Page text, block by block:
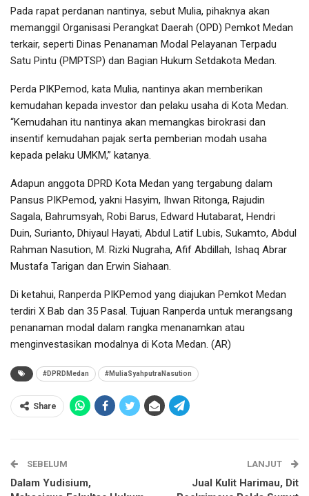
Pada rapat perdanan nantinya, sebut Mulia, pihaknya akan
memanggil Organisasi Perangkat Daerah (OPD) Pemkot Medan
terkair, seperti Dinas Penanaman Modal Pelayanan Terpadu
Satu Pintu (PMPTSP) dan Bagian Hukum Setdakota Medan.
Perda PIKPemod, kata Mulia, nantinya akan memberikan
kemudahan kepada investor dan pelaku usaha di Kota Medan.
“Kemudahan itu nantinya akan memangkas birokrasi dan
insentif kemudahan pajak serta pemberian modah usaha
kepada pelaku UMKM,” katanya.
Adapun anggota DPRD Kota Medan yang tergabung dalam
Pansus PIKPemod, yakni Hasyim, Ihwan Ritonga, Rajudin
Sagala, Bahrumsyah, Robi Barus, Edward Hutabarat, Hendri
Duin, Surianto, Dhiyaul Hayati, Abdul Latif Lubis, Sukamto, Abdul
Rahman Nasution, M. Rizki Nugraha, Afif Abdillah, Ishaq Abrar
Mustafa Tarigan dan Erwin Siahaan.
Di ketahui, Ranperda PIKPemod yang diajukan Pemkot Medan
terdiri X Bab dan 35 Pasal. Tujuan Ranperda untuk merangsang
penanaman modal dalam rangka menanamkan atau
menginvestasikan modalnya di Kota Medan. (AR)
#DPRDMedan #MuliaSyahputraNasution
Share
SEBELUM
Dalam Yudisium,
LANJUT
Jual Kulit Harimau, Dit